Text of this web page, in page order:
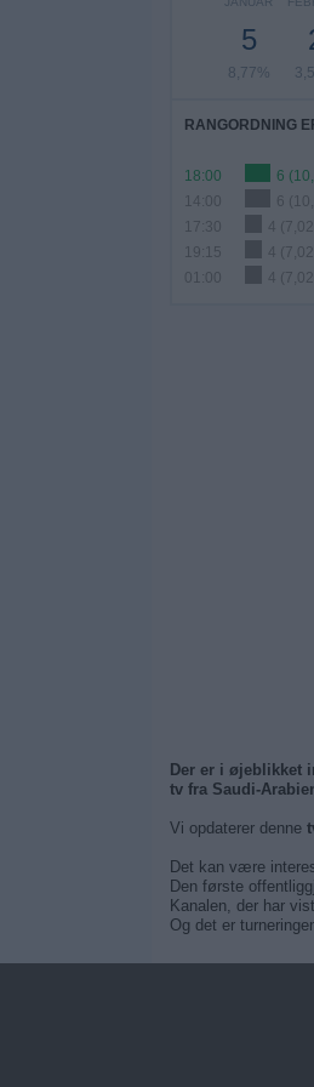
5
8,77%
RANGORDNING
18:00
6
6
17:30
4
19:15
4
4
Der er i øjeblikket
tv fra Saudi-
Vi opdaterer denne
Det kan være
Den første
Kanalen, der har
Og det er